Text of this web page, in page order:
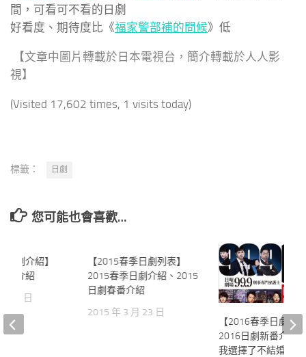
間，可看可不看的日劇
好看度、期待度比《福家警部補的問候》低
【文章中圖片轉載於日本電視台，簡介轉載於人人影
視】
(Visited 17,602 times, 1 visits today)
標籤： 日劇
您可能也會喜歡…
【2015春季日劇列表】
2015春季日劇介紹、2015
日劇春番介紹
2015 年 3 月 23 日
【2016春季日劇介
2016日劇新番介紹
我選擇了不結婚、
日劇介紹】
季介紹
月 1 日